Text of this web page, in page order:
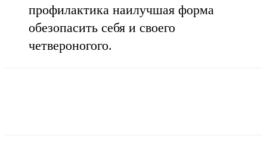
профилактика наилучшая форма
обезопасить себя и своего
четвероногого.